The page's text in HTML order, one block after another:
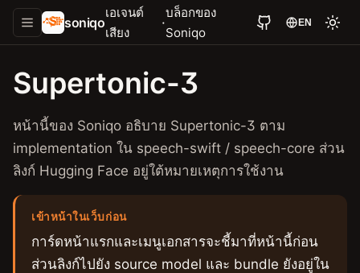
soniqo
เอเจนต์
เสียง
·
บล็อกของ
Soniqo
EN
Supertonic-3
หน้านี้ของ Soniqo อธิบาย Supertonic-3 ตาม
implementation ใน speech-swift / speech-core ส่วน
ลิงก์ Hugging Face อยู่ใต้หมายเหตุการใช้งาน
เข้าหน้าในเว็บก่อน
การ์ดหน้าแรกและเมนูเอกสารจะชี้มาที่หน้านี้ก่อน
ส่วนลิงก์ไปยัง source model และ bundle ยังอยู่ใน